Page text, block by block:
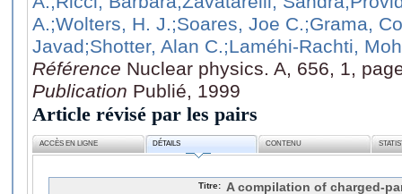
A.;Wolters, H. J.;Soares, Joe C.;Grama,
Javad;Shotter, Alan C.;Laméhi-Rachti,
Référence Nuclear physics. A, 656, 1,
Publication Publié, 1999
Article révisé par les pairs
ACCÈS EN LIGNE DÉTAILS CONTENU
Titre:
A compilation of charged-